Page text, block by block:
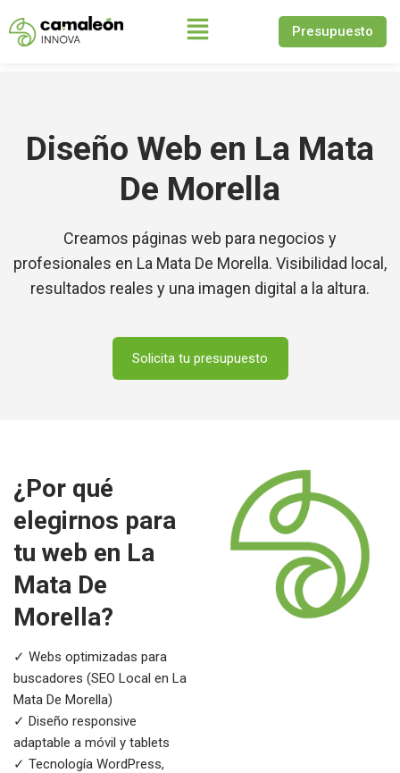
Saltar
Presupuesto
Diseño Web en La Mata
De Morella
Creamos páginas web para negocios y
profesionales en La Mata De Morella. Visibilidad local,
resultados reales y una imagen digital a la altura.
Solicita tu presupuesto
¿Por qué
elegirnos para
tu web en La
Mata De
Morella?
✓ Webs optimizadas para
buscadores (SEO Local en La
Mata De Morella)
✓ Diseño responsive
adaptable a móvil y tablets
✓ Tecnología WordPress,